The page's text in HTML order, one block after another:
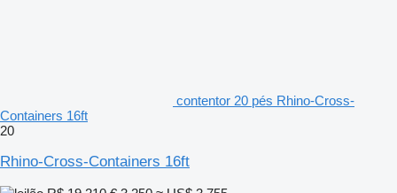
contentor 20 pés Rhino-Cross-
Containers 16ft
20
Rhino-Cross-Containers 16ft